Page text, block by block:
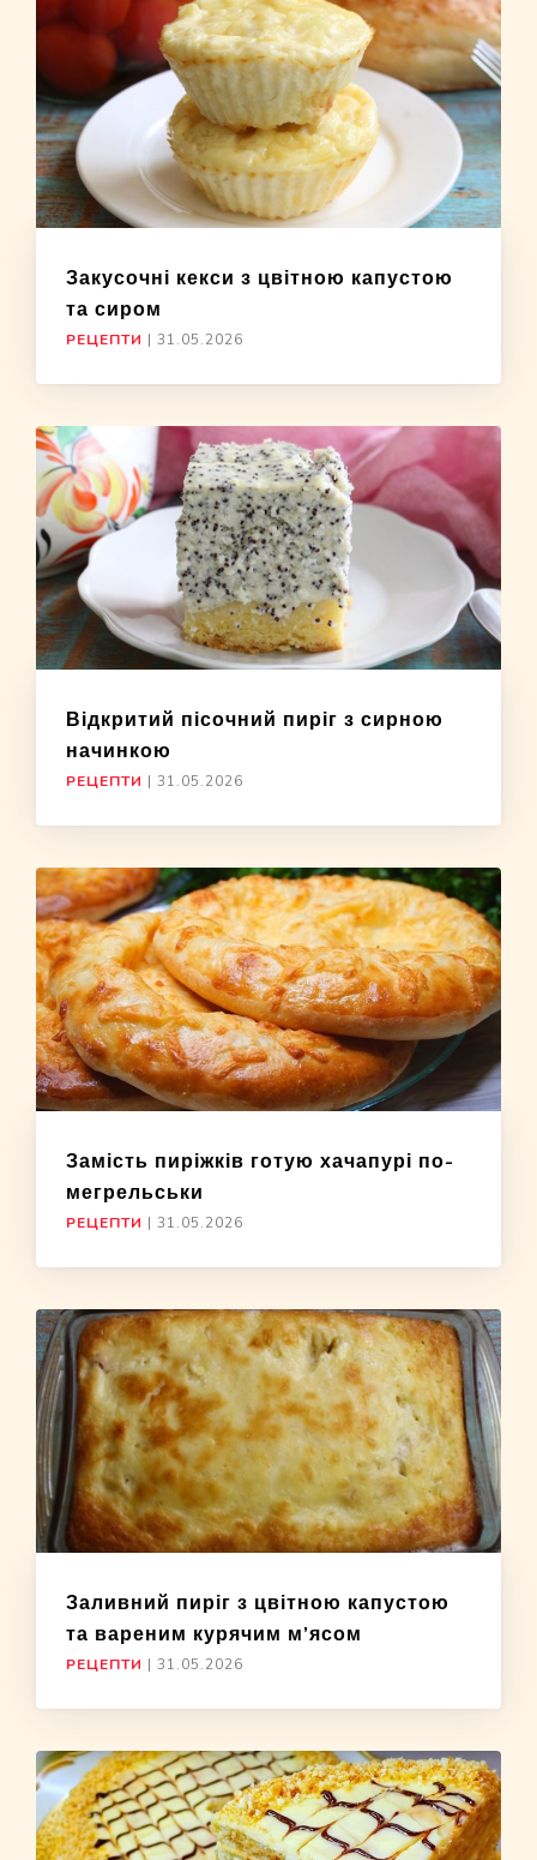
Закусочні кекси з цвітною капустою
та сиром
РЕЦЕПТИ | 31.05.2026
Відкритий пісочний пиріг з сирною
начинкою
РЕЦЕПТИ | 31.05.2026
Замість пиріжків готую хачапурі по-
мегрельськи
РЕЦЕПТИ | 31.05.2026
Заливний пиріг з цвітною капустою
та вареним курячим м’ясом
РЕЦЕПТИ | 31.05.2026